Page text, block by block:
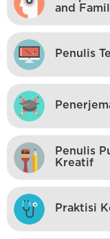
and
Penulis
Penulis
Kreatif
Praktisi